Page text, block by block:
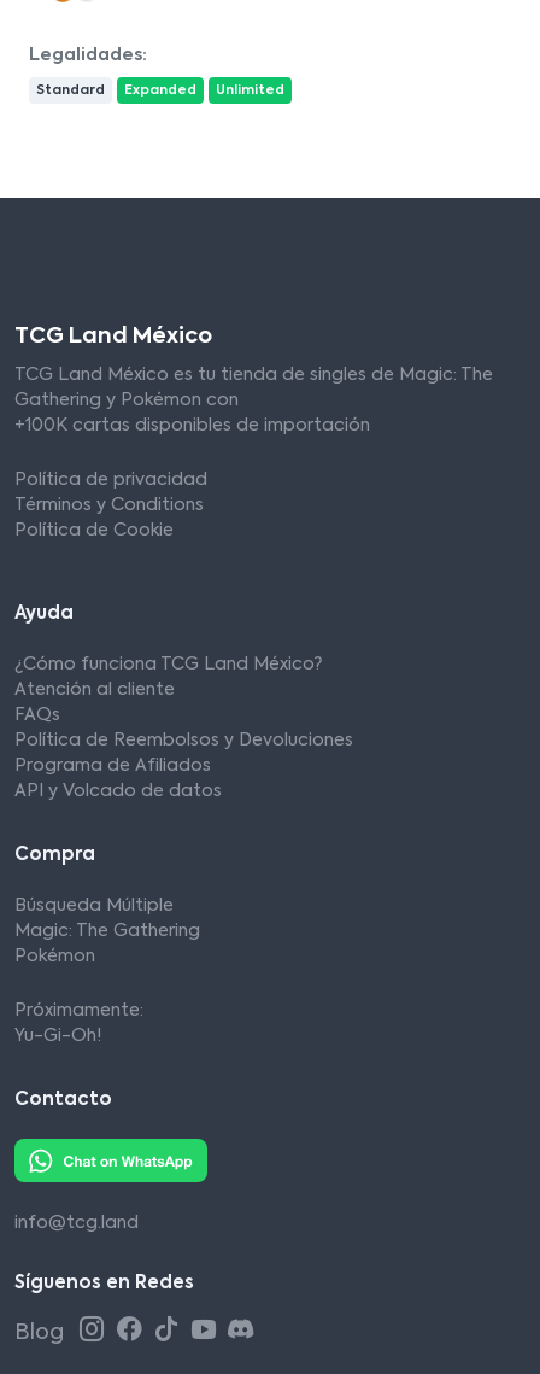
Legalidades:
Standard Expanded Unlimited
TCG Land México
TCG Land México es tu tienda de singles de Magic: The
Gathering y Pokémon con
+100K cartas disponibles de importación
Política de privacidad
Términos y Conditions
Política de Cookie
Ayuda
¿Cómo funciona TCG Land México?
Atención al cliente
FAQs
Política de Reembolsos y Devoluciones
Programa de Afiliados
API y Volcado de datos
Compra
Búsqueda Múltiple
Magic: The Gathering
Pokémon
Próximamente:
Yu-Gi-Oh!
Contacto
info@tcg.land
Síguenos en Redes
Blog